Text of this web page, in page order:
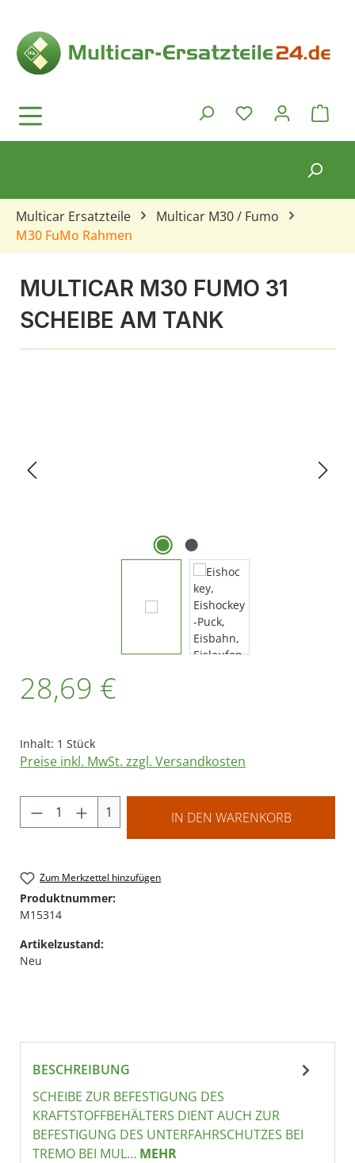
Du hast 0
Multicar Ersatzteile
Multicar M30 / Fumo
M30 FuMo Rahmen
MULTICAR M30 FUMO 31
SCHEIBE AM TANK
28,69 €
Inhalt: 1 Stück
Preise inkl. MwSt. zzgl. Versandkosten
Produkt Anzahl: Gib den gewünschten
1 IN DEN WARENKORB
Zum Merkzettel hinzufügen
Produktnummer:
M15314
Artikelzustand:
Neu
BESCHREIBUNG
SCHEIBE ZUR BEFESTIGUNG DES
KRAFTSTOFFBEHÄLTERS DIENT AUCH ZUR
BEFESTIGUNG DES UNTERFAHRSCHUTZES BEI
TREMO BEI MUL… MEHR